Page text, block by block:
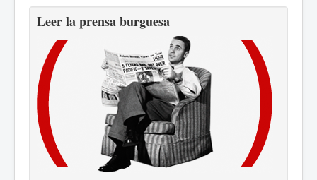
Leer la prensa burguesa